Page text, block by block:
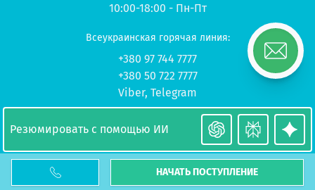
НАЧАТЬ ПОСТУПЛЕНИЕ
© 2026 UP-STUDY «Учеба в Польше»
10:00-18:00 - Пн-Пт
Всеукраинская горячая линия:
+380 97 744 7777
+380 50 722 7777
Viber, Telegram
Резюмировать с помощью ИИ